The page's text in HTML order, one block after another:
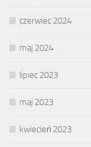
czerwiec 2024
maj 2024
lipiec 2023
maj 2023
kwiecień 2023